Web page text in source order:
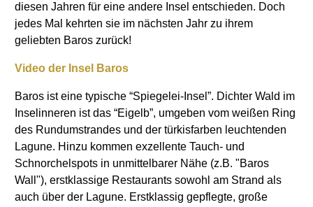
diesen Jahren für eine andere Insel entschieden. Doch
jedes Mal kehrten sie im nächsten Jahr zu ihrem
geliebten Baros zurück!
Video der Insel Baros
Baros ist eine typische “Spiegelei-Insel”. Dichter Wald im
Inselinneren ist das “Eigelb”, umgeben vom weißen Ring
des Rundumstrandes und der türkisfarben leuchtenden
Lagune. Hinzu kommen exzellente Tauch- und
Schnorchelspots in unmittelbarer Nähe (z.B. "Baros
Wall"), erstklassige Restaurants sowohl am Strand als
auch über der Lagune. Erstklassig gepflegte, große